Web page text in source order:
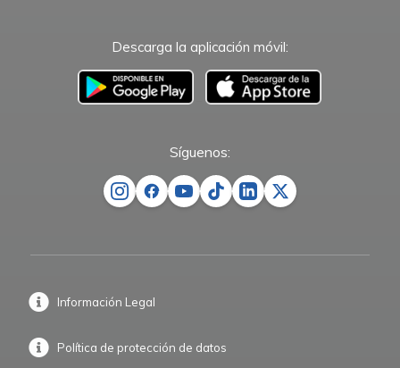
Descarga la aplicación móvil:
–
Síguenos:
Información Legal
Política de protección de datos